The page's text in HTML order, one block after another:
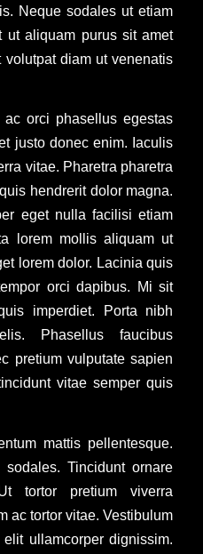
Neque sodales ut etiam
aliquam purus sit amet
volutpat diam ut venenatis
ac orci phasellus egestas
justo donec enim. Iaculis
vitae. Pharetra pharetra
hendrerit dolor magna.
eget nulla facilisi etiam
lorem mollis aliquam ut
lorem dolor. Lacinia quis
orci dapibus. Mi sit
imperdiet. Porta nibh
Phasellus faucibus
pretium vulputate sapien
vitae semper quis
mattis pellentesque.
Tincidunt ornare
tortor pretium viverra
ac tortor vitae. Vestibulum
ullamcorper dignissim.